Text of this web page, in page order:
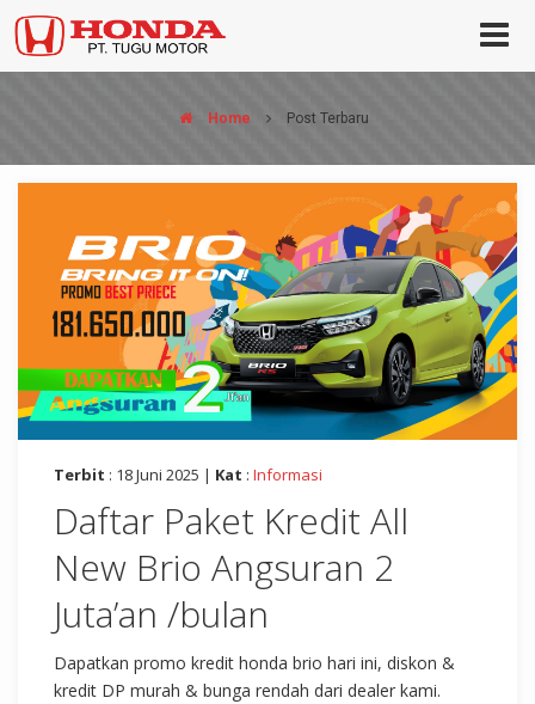
Home Post Terbaru
Terbit : 18 Juni 2025 | Kat : Informasi
Daftar Paket Kredit All
New Brio Angsuran 2
Juta’an /bulan
Dapatkan promo kredit honda brio hari ini, diskon &
kredit DP murah & bunga rendah dari dealer kami.